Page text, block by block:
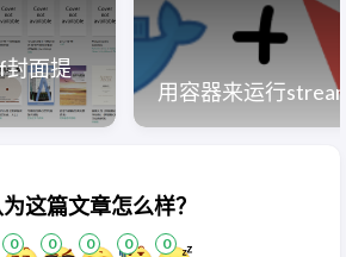
封面提
用容器来运行
这篇文章怎么样？
0 0 0 0 0